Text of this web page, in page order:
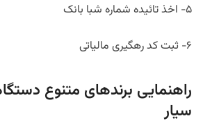
۵- اخذ تائیده شماره شبا بانک
۶- ثبت کد رهگیری مالیاتی
راهنمایی برندهای متنوع
سیار